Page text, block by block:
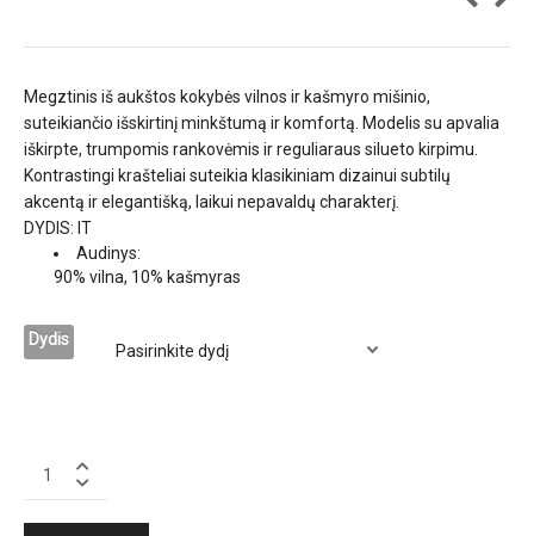
Megztinis iš aukštos kokybės vilnos ir kašmyro mišinio,
suteikiančio išskirtinį minkštumą ir komfortą. Modelis su apvalia
iškirpte, trumpomis rankovėmis ir reguliaraus silueto kirpimu.
Kontrastingi krašteliai suteikia klasikiniam dizainui subtilų
akcentą ir elegantišką, laikui nepavaldų charakterį.
DYDIS: IT
Audinys:
90% vilna, 10% kašmyras
Dydis
SPAGNOLI